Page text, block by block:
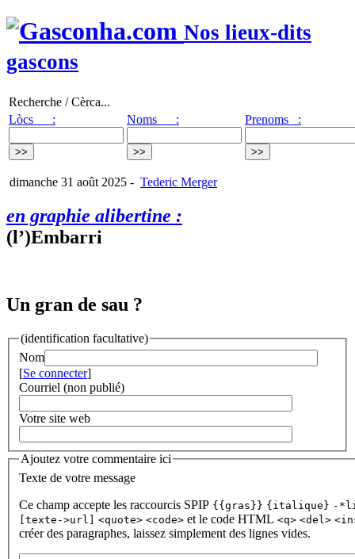
Nos lieux-dits
gascons
Recherche / Cèrca...
Lòcs :
Noms : Prenoms :
dimanche 31 août 2025 - Tederic Merger
en graphie alibertine :
(l’)Embarri
Un gran de sau ?
(identification facultative)
Nom
[Se connecter]
Courriel (non publié)
Votre site web
Ajoutez votre commentaire ici
Texte de votre message
Ce champ accepte les raccourcis SPIP {{gras}} {italique} -
[texte->url] <quote> <code> et le code HTML <q> <del>
créer des paragraphes, laissez simplement des lignes vides.